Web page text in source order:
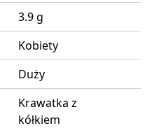
3.9 g
Kobiety
Duży
Krawatka z
kółkiem